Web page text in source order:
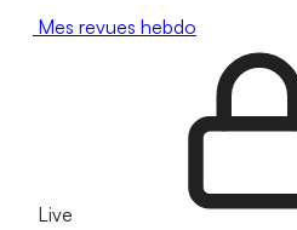
Mes revues hebdo
Live